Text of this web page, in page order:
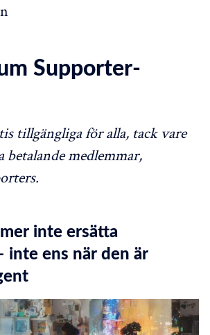
Supporter-
tillgängliga för alla, tack vare
betalande medlemmar,
inte ersätta
inte ens när den är